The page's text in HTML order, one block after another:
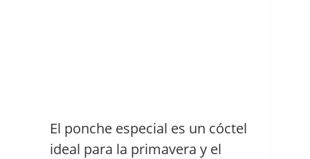
El ponche especial es un cóctel
ideal para la primavera y el